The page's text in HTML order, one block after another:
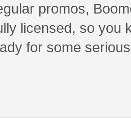
promos,
licensed, so you
for some